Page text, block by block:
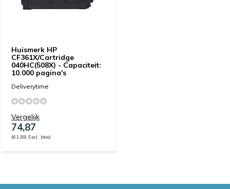
Huismerk HP
CF361X/Cartridge
040HC(508X) - Capaciteit:
10.000 pagina's
Deliverytime
Vergelijk
74,87
(61,88 Excl. btw)